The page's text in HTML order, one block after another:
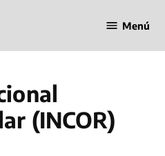
en Línea
Menú
(INCOR)